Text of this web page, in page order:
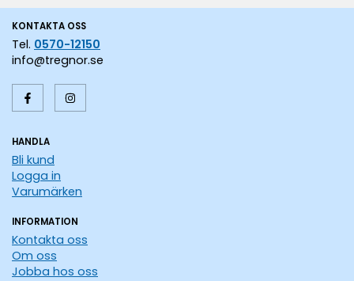
KONTAKTA OSS
Tel. 0570-12150
info@tregnor.se
HANDLA
Bli kund
Logga in
Varumärken
INFORMATION
Kontakta oss
Om oss
Jobba hos oss